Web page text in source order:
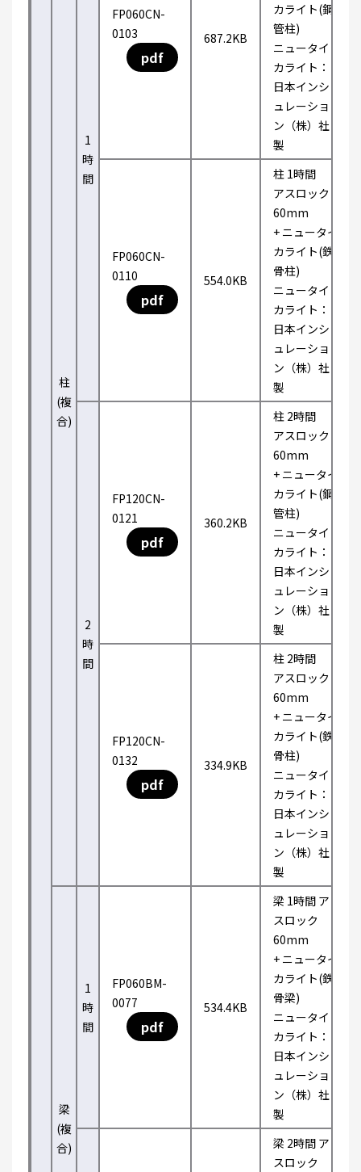
柱
(複
合)
1
時
間
FP060CN-
0103
pdf
687.2KB
カライト(鋼
管柱)
ニュータイ
カライト：
日本インシ
ュレーショ
ン（株）社
製
FP060CN-
0110
pdf
554.0KB
柱 1時間
アスロック
60mm
+ ニュータイ
カライト(鉄
骨柱)
ニュータイ
カライト：
日本インシ
ュレーショ
ン（株）社
製
2
時
間
FP120CN-
0121
pdf
360.2KB
柱 2時間
アスロック
60mm
+ ニュータイ
カライト(鋼
管柱)
ニュータイ
カライト：
日本インシ
ュレーショ
ン（株）社
製
FP120CN-
0132
pdf
334.9KB
柱 2時間
アスロック
60mm
+ ニュータイ
カライト(鉄
骨柱)
ニュータイ
カライト：
日本インシ
ュレーショ
ン（株）社
製
梁
(複
合)
1
時
間
FP060BM-
0077
pdf
534.4KB
梁 1時間 ア
スロック
60mm
+ ニュータイ
カライト(鉄
骨梁)
ニュータイ
カライト：
日本インシ
ュレーショ
ン（株）社
製
梁 2時間 ア
スロック